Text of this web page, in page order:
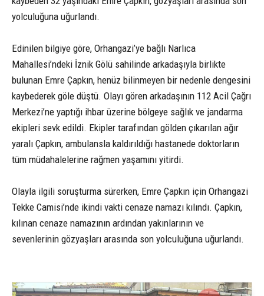
yolculuğuna uğurlandı.
Edinilen bilgiye göre, Orhangazi’ye bağlı Narlıca
Mahallesi’ndeki İznik Gölü sahilinde arkadaşıyla birlikte
bulunan Emre Çapkın, henüz bilinmeyen bir nedenle dengesini
kaybederek göle düştü. Olayı gören arkadaşının 112 Acil Çağrı
Merkezi’ne yaptığı ihbar üzerine bölgeye sağlık ve jandarma
ekipleri sevk edildi. Ekipler tarafından gölden çıkarılan ağır
yaralı Çapkın, ambulansla kaldırıldığı hastanede doktorların
tüm müdahalelerine rağmen yaşamını yitirdi.
Olayla ilgili soruşturma sürerken, Emre Çapkın için Orhangazi
Tekke Camisi’nde ikindi vakti cenaze namazı kılındı. Çapkın,
kılınan cenaze namazının ardından yakınlarının ve
sevenlerinin gözyaşları arasında son yolculuğuna uğurlandı.